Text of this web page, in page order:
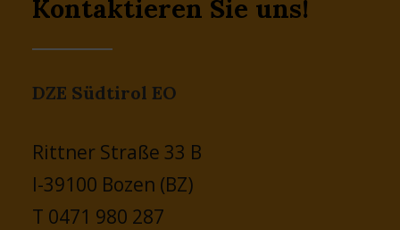
Kontaktieren Sie uns!
DZE Südtirol EO
Rittner Straße 33 B
I-39100 Bozen (BZ)
T 0471 980 287